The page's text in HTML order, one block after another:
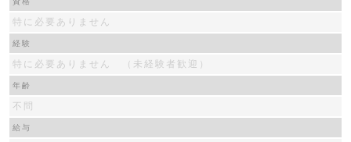
特に必要ありません
経験
特に必要ありません （未経験者歓迎）
年齢
不問
給与